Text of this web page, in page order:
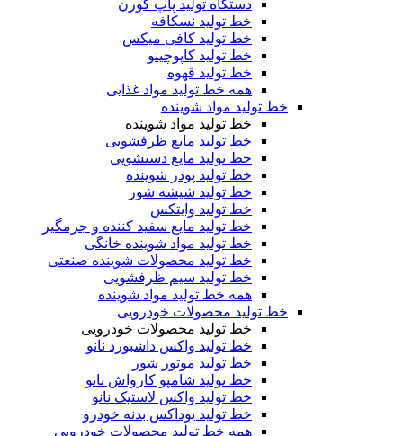
دستگاه تولید پاپ کورن
خط تولید نسکافه
خط تولید کافی میکس
خط تولید کاپوچینو
خط تولید قهوه
همه خط تولید مواد غذایی
خط تولید مواد شوینده
خط تولید مواد شوینده
خط تولید مایع ظرفشویی
خط تولید مایع دستشویی
خط تولید پودر شوینده
خط تولید شیشه شور
خط تولید وایتکس
خط تولید مایع سفید کننده و جرمگیر
خط تولید مواد شوینده خانگی
خط تولید محصولات شوینده صنعتی
خط تولید سیم ظرفشویی
همه خط تولید مواد شوینده
خط تولید محصولات خودرویی
خط تولید محصولات خودرویی
خط تولید واکس داشبورد نانو
خط تولید موتور شور
خط تولید شامپو کارواش نانو
خط تولید واکس لاستیک نانو
خط تولید یوداکس بدنه خودرو
همه خط تولید محصولات خودرویی